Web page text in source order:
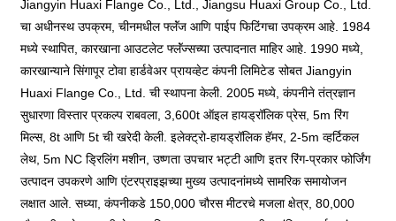
Jiangyin Huaxi Flange Co., Ltd., Jiangsu Huaxi Group Co., Ltd.
चा अधीनस्थ उपक्रम, चीनमधील फ्लॅंज आणि पाईप फिटिंगचा उपक्रम आहे. 1984
मध्ये स्थापित, कारखाना आउटलेट फ्लॅंज्सच्या उत्पादनात माहिर आहे. 1990 मध्ये,
कारखान्याने सिंगापूर टोवा हार्डवेअर प्रायव्हेट कंपनी लिमिटेड सोबत Jiangyin
Huaxi Flange Co., Ltd. ची स्थापना केली. 2005 मध्ये, कंपनीने तंत्रज्ञान
सुधारणा विस्तार प्रकल्प राबवला, 3,600t ऑइल हायड्रॉलिक प्रेस, 5m रिंग
मिल्स, 8t आणि 5t ची खरेदी केली. इलेक्ट्रो-हायड्रॉलिक हॅमर, 2-5m व्हर्टिकल
लेथ, 5m NC ड्रिलिंग मशीन, उष्णता उपचार भट्टी आणि इतर रिंग-प्रकार फोर्जिंग
उत्पादन उपकरणे आणि एंटरप्राइझच्या मुख्य उत्पादनांमध्ये सामरिक समायोजन
लक्षात आले. सध्या, कंपनीकडे 150,000 चौरस मीटरचे मजला क्षेत्र, 80,000